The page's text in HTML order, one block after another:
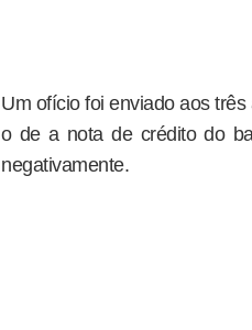
Um ofício foi enviado aos
o de a nota de crédito do
negativamente.